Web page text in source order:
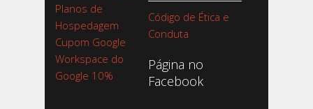
Planos de
Hospedagem
Cupom Google
Workspace do
Google 10%
Código de Ética e
Conduta
Página no
Facebook